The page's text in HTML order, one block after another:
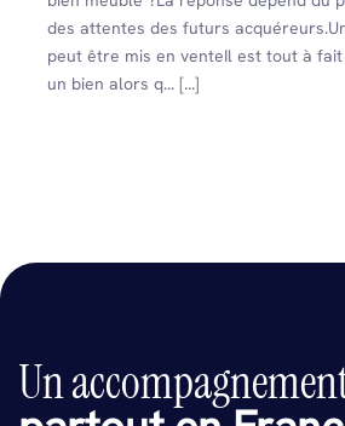
des attentes des futurs
peut être mis en venteIl est tout à
un bien alors q... [...]
Un